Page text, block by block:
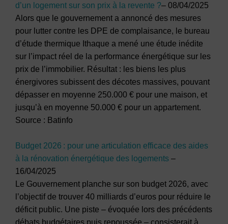
d’un logement sur son prix à la revente ?– 08/04/2025
Alors que le gouvernement a annoncé des mesures
pour lutter contre les DPE de complaisance, le bureau
d’étude thermique Ithaque a mené une étude inédite
sur l’impact réel de la performance énergétique sur les
prix de l’immobilier. Résultat : les biens les plus
énergivores subissent des décotes massives, pouvant
dépasser en moyenne 250.000 € pour une maison, et
jusqu’à en moyenne 50.000 € pour un appartement.
Source : Batinfo
Budget 2026 : pour une articulation efficace des aides
à la rénovation énergétique des logements –
16/04/2025
Le Gouvernement planche sur son budget 2026, avec
l’objectif de trouver 40 milliards d’euros pour réduire le
déficit public. Une piste – évoquée lors des précédents
débats budgétaires puis repoussée – consisterait à